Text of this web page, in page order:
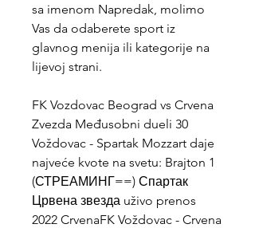
sa imenom Napredak, molimo
Vas da odaberete sport iz
glavnog menija ili kategorije na
lijevoj strani.
FK Vozdovac Beograd vs Crvena
Zvezda Međusobni dueli 30
Voždovac - Spartak Mozzart daje
najveće kvote na svetu: Brajton 1
(СТРЕАМИНГ==) Спартак
Црвена звезда uživo prenos
2022 CrvenaFK Voždovac - Crvena